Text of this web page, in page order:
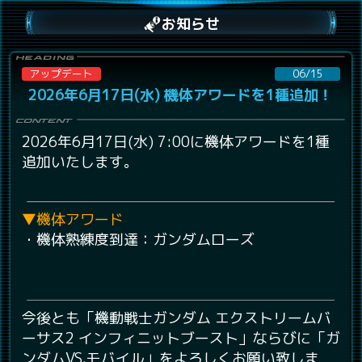
お知らせ
アップデート 06/15
2026年6月17日(水) 機体アワードを1種追加！
2026年6月17日(水) 7:00に機体アワードを1種
追加いたします。
▼機体アワード
・機体熟練度到達：ガンダムローズ
今後とも「機動戦士ガンダム エクストリームバ
ーサス2 インフィニットブースト」ならびに「ガ